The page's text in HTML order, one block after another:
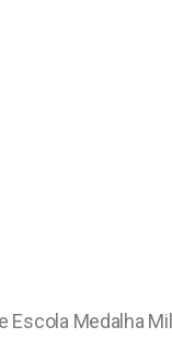
Escola Medalha